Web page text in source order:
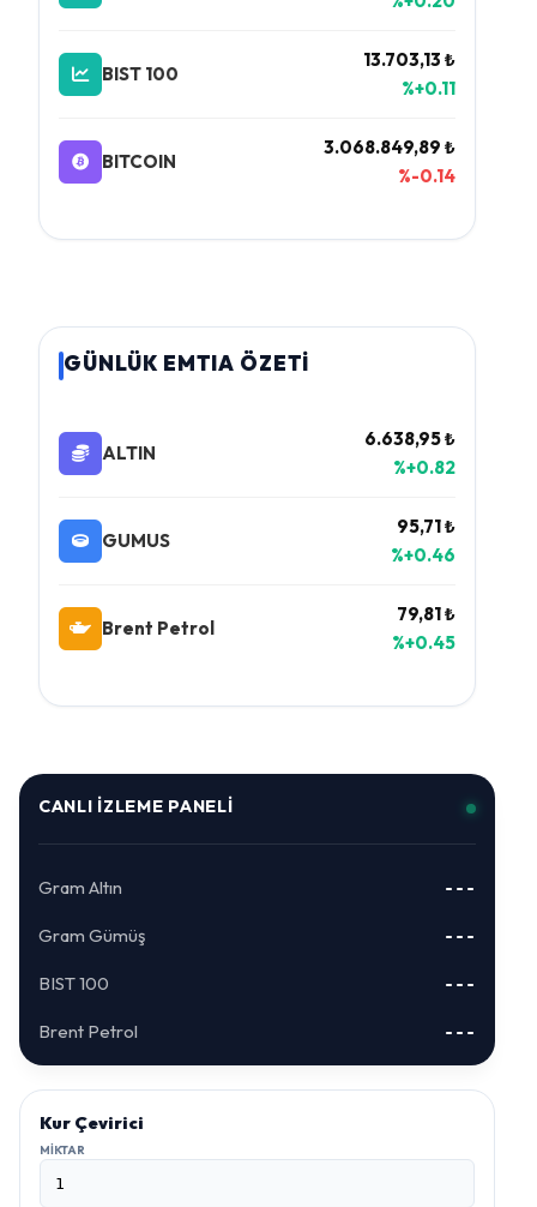
BIST 100
13.703,13 ₺
%+0.11
BITCOIN
3.068.849,89 ₺
%-0.14
GÜNLÜK EMTIA ÖZETİ
ALTIN
6.638,95 ₺
%+0.82
GUMUS
95,71 ₺
%+0.46
Brent Petrol
79,81 ₺
%+0.45
CANLI İZLEME PANELI
Gram Altın ---
Gram Gümüş ---
BIST 100 ---
Brent Petrol ---
Kur Çevirici
MIKTAR